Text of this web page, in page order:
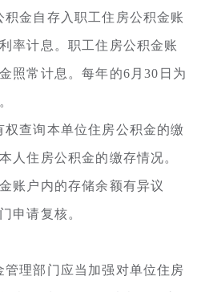
金自存入职工住房公积金账
率计息。职工住房公积金账
照常计息。每年的6月30日为
查询本单位住房公积金的缴
人住房公积金的缴存情况。
账户内的存储余额有异议
申请复核。
理部门应当加强对单位住房